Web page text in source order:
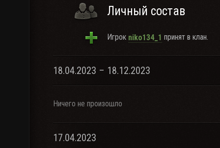
Личный состав
Игрок niko134_1 принят в клан.
18.04.2023 – 18.12.2023
Ничего не произошло
17.04.2023